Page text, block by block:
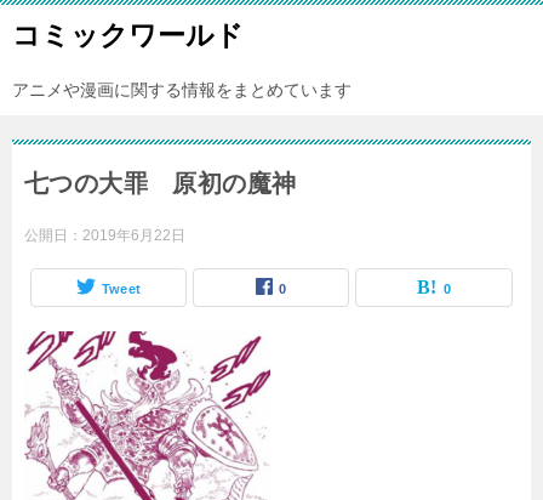
コミックワールド
アニメや漫画に関する情報をまとめています
七つの大罪 原初の魔神
公開日： 2019年6月22日
Tweet 0 0